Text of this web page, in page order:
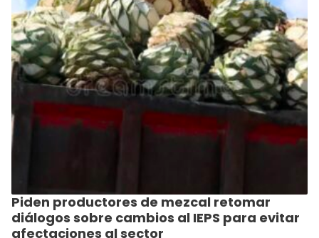
Piden productores de mezcal retomar
diálogos sobre cambios al IEPS para evitar
afectaciones al sector